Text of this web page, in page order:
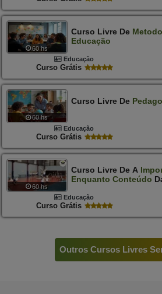
60 hs
Curso Livre De
Educação
Educação
Curso Grátis
60 hs
Curso Livre De
Educação
Curso Grátis
60 hs
Curso Livre De A
Enquanto Conteúdo
Educação
Curso Grátis
Outros Cursos Livres